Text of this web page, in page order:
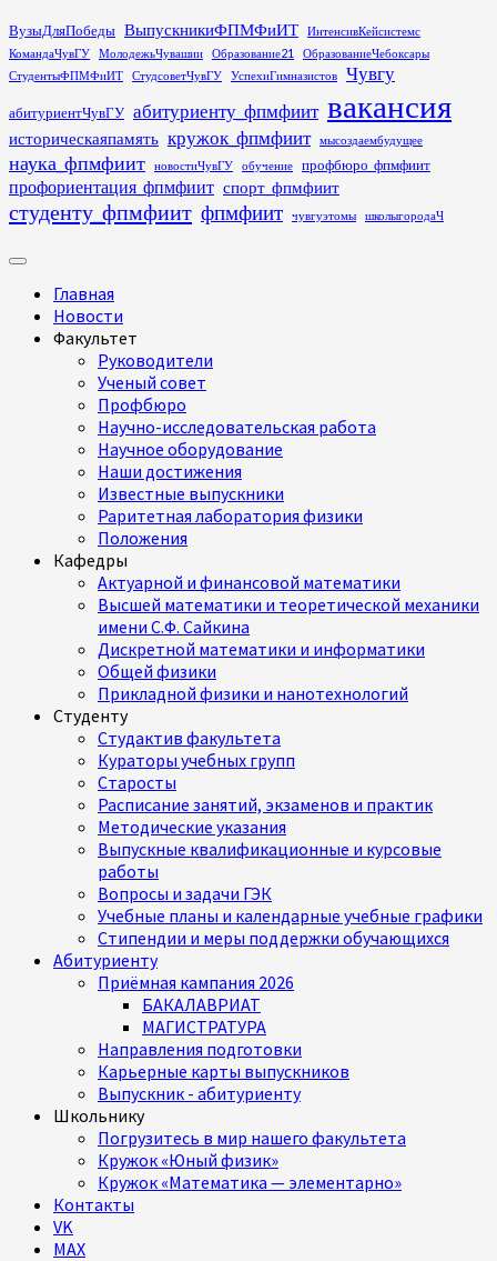
Перейти
к
содержимому
ВузыДляПобеды ВыпускникиФПМФиИТ
ИнтенсивКейсистемс
КомандаЧувГУ
МолодежьЧувашии Образование21
ОбразованиеЧебоксары
СтудентыФПМФиИТ
СтудсоветЧувГУ УспехиГимназистов Чувгу
абитуриентЧувГУ абитуриенту_фпмфиит вакансия
историческаяпамять кружок_фпмфиит мысоздаембудущее
наука_фпмфиит новостиЧувГУ обучение профбюро_фпмфиит
профориентация_фпмфиит спорт_фпмфиит
студенту_фпмфиит фпмфиит чувгуэтомы школыгородаЧ
Основное
Главная
Новости
Факультет
Руководители
Ученый совет
Профбюро
Научно-исследовательская работа
Научное оборудование
Наши достижения
Известные выпускники
Раритетная лаборатория физики
Положения
Кафедры
Актуарной и финансовой математики
Высшей математики и теоретической механики
имени С.Ф. Сайкина
Дискретной математики и информатики
Общей физики
Прикладной физики и нанотехнологий
Студенту
Студактив факультета
Кураторы учебных групп
Старосты
Расписание занятий, экзаменов и практик
Методические указания
Выпускные квалификационные и курсовые
работы
Вопросы и задачи ГЭК
Учебные планы и календарные учебные графики
Стипендии и меры поддержки обучающихся
Абитуриенту
Приёмная кампания 2026
БАКАЛАВРИАТ
МАГИСТРАТУРА
Направления подготовки
Карьерные карты выпускников
Выпускник - абитуриенту
Школьнику
Погрузитесь в мир нашего факультета
Кружок «Юный физик»
Кружок «Математика — элементарно»
Контакты
VK
MAX